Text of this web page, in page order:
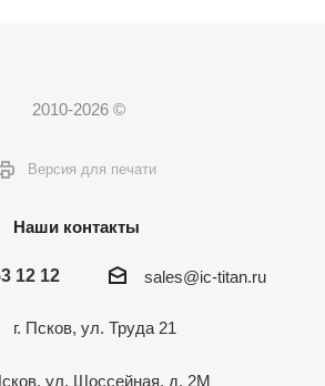
2010-2026 ©
Версия для печати
Наши контакты
12 12 sales@ic-titan.ru
г. Псков, ул. Труда 21
ул. Шоссейная, д. 2М